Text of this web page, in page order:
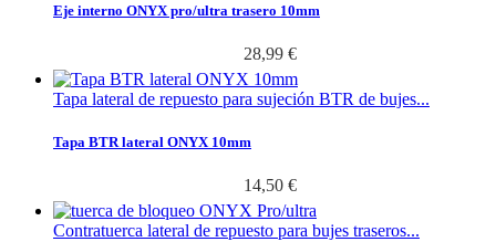
Eje interno ONYX pro/ultra trasero 10mm
28,99 €
Tapa lateral de repuesto para sujeción BTR de bujes...
Tapa BTR lateral ONYX 10mm
14,50 €
Contratuerca lateral de repuesto para bujes traseros...